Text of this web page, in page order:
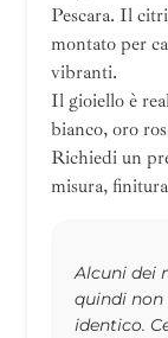
Pescara. Il
montato per
vibranti.
Il gioiello è
bianco, oro
Richiedi un
misura,
Alcuni dei
quindi non
identico.